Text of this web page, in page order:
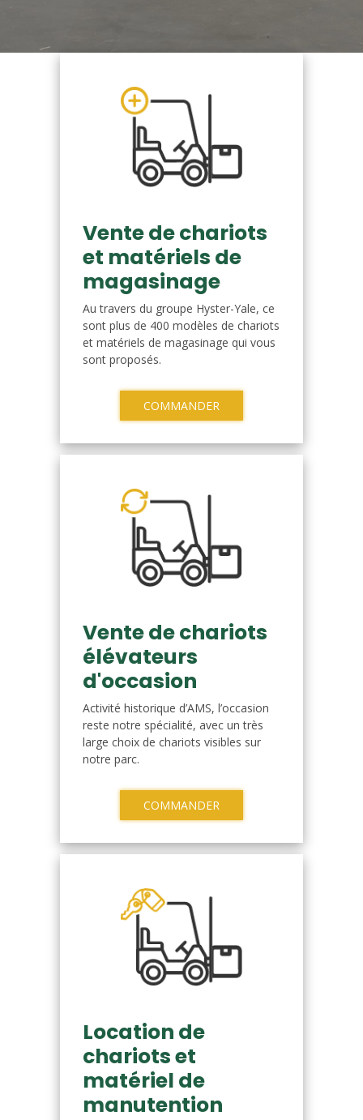
Vente de chariots
et matériels de
magasinage
Au travers du groupe Hyster-Yale, ce
sont plus de 400 modèles de chariots
et matériels de magasinage qui vous
sont proposés.
COMMANDER
Vente de chariots
élévateurs
d'occasion
Activité historique d’AMS, l’occasion
reste notre spécialité, avec un très
large choix de chariots visibles sur
notre parc.
COMMANDER
Location de
chariots et
matériel de
manutention